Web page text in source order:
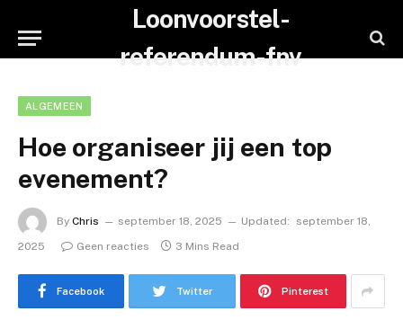
Loonvoorstel-
referendum-fnv
ALGEMEEN
Hoe organiseer jij een top
evenement?
By Chris september 18, 2025 Updated:
september 18,
2025
Geen reacties 3 Mins Read
Facebook Twitter Pinterest